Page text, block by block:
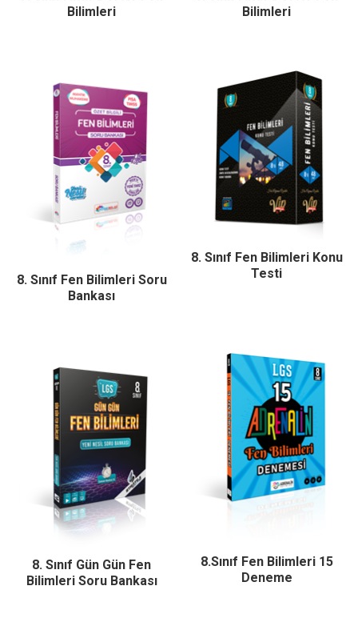
Bilimleri
Bilimleri
8. Sınıf Fen Bilimleri Soru
Bankası
8. Sınıf Fen Bilimleri Konu
Testi
8. Sınıf Gün Gün Fen
Bilimleri Soru Bankası
8.Sınıf Fen Bilimleri 15
Deneme